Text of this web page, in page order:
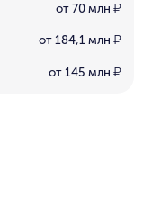
от 70 млн ₽
от 184,1 млн ₽
от 145 млн ₽